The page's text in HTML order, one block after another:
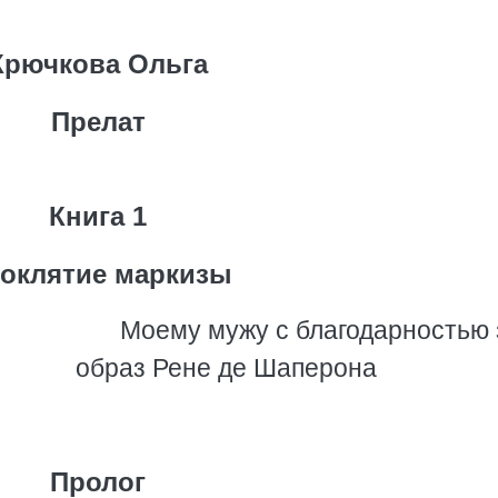
Ольга
Прелат
Книга 1
маркизы
Моему мужу с благодарностью
образ Рене де Шаперона
Пролог